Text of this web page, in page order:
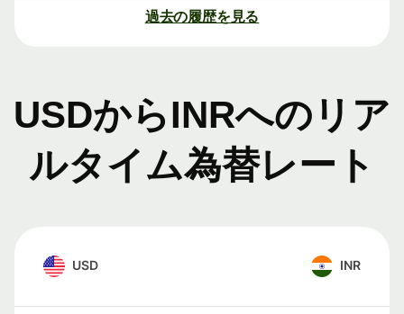
過去の履歴を見る
USDからINRへのリア
ルタイム為替レート
USD INR